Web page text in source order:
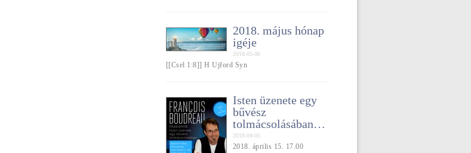
2018. május hónap
igéje
2018-05-06
[[Csel 1:8]] H Ujford Syn
Isten üzenete egy
bűvész
tolmácsolásában…
2018-04-05
2018. április 15. 17.00